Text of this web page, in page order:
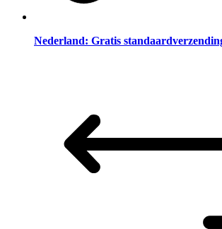
Nederland: Gratis